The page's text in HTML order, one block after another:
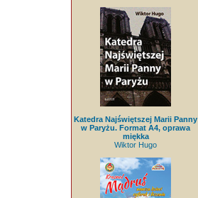
Katedra Najświętszej Marii Panny
w Paryżu. Format A4, oprawa
miękka
Wiktor Hugo